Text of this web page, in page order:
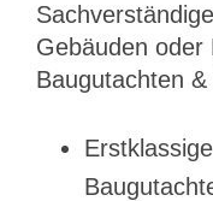
Gebäuden oder
Baugutachten